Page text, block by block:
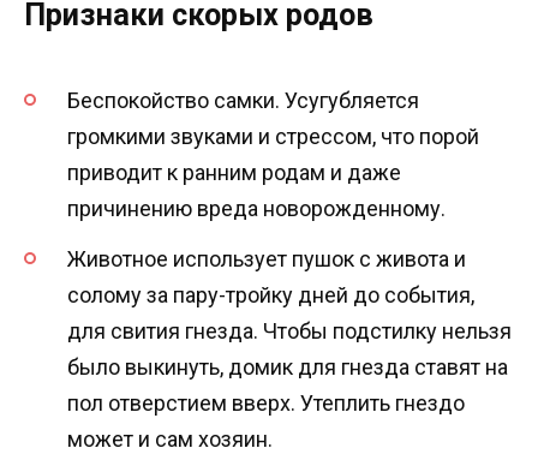
Признаки скорых родов
Беспокойство самки. Усугубляется
громкими звуками и стрессом, что порой
приводит к ранним родам и даже
причинению вреда новорожденному.
Животное использует пушок с живота и
солому за пару-тройку дней до события,
для свития гнезда. Чтобы подстилку нельзя
было выкинуть, домик для гнезда ставят на
пол отверстием вверх. Утеплить гнездо
может и сам хозяин.